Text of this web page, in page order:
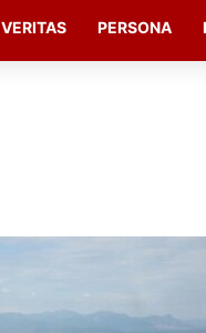
VERITAS PERSONA